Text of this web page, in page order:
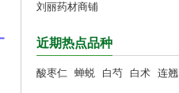
刘丽药材商铺
近期热点品种
酸枣仁 蝉蜕 白芍 白术 连翘